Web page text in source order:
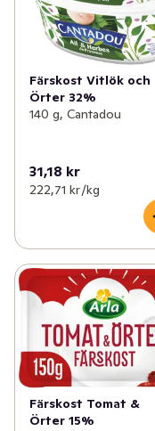
Färskost Vitlök och
Örter 32%
140 g, Cantadou
31,18 kr
222,71 kr /kg
Färskost Tomat &
Örter 15%